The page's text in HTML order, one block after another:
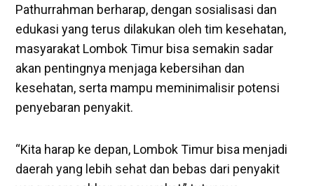
Pathurrahman berharap, dengan sosialisasi dan
edukasi yang terus dilakukan oleh tim kesehatan,
masyarakat Lombok Timur bisa semakin sadar
akan pentingnya menjaga kebersihan dan
kesehatan, serta mampu meminimalisir potensi
penyebaran penyakit.
“Kita harap ke depan, Lombok Timur bisa menjadi
daerah yang lebih sehat dan bebas dari penyakit